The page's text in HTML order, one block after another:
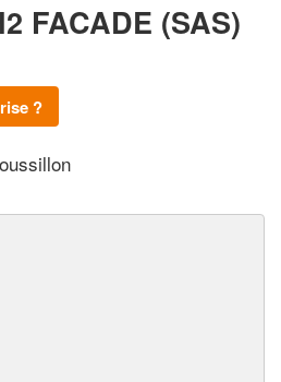
FACADE (SAS)
?